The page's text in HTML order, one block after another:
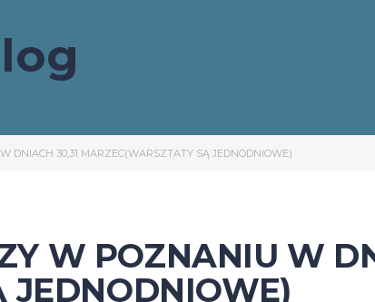
DNIACH 30,31 MARZEC(WARSZTATY SĄ JEDNODNIOWE)
W POZNANIU W
JEDNODNIOWE)